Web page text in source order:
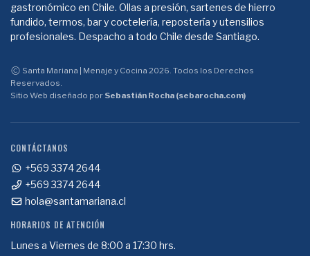
gastronómico en Chile. Ollas a presión, sartenes de hierro
fundido, termos, bar y coctelería, repostería y utensilios
profesionales. Despacho a todo Chile desde Santiago.
Santa Mariana | Menaje y Cocina 2026. Todos los Derechos
Reservados.
Sitio Web diseñado por Sebastián Rocha (sebarocha.com)
CONTÁCTANOS
+569 3374 2644
+569 3374 2644
hola@santamariana.cl
HORARIOS DE ATENCIÓN
Lunes a Viernes de 8:00 a 17:30 hrs.